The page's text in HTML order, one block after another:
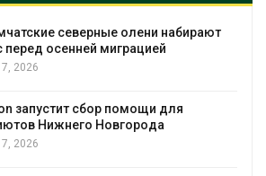
северные олени набирают
перед осенней миграцией
2026
запустит сбор помощи для
Нижнего Новгорода
2026